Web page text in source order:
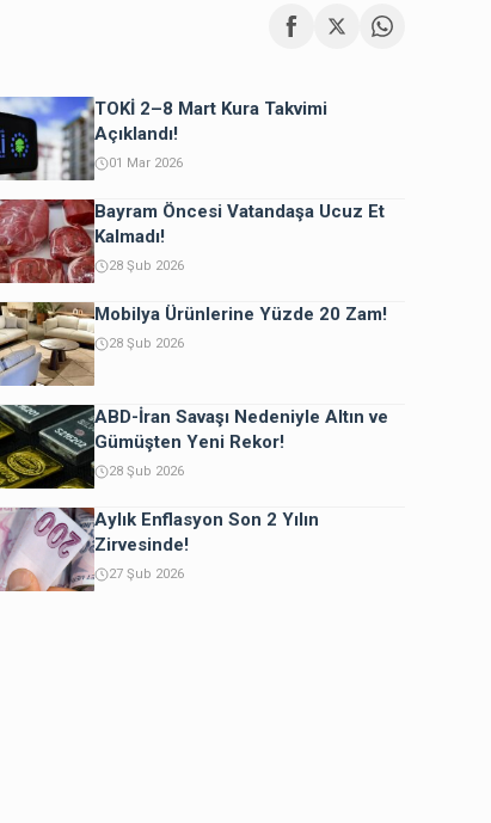
TOKİ 2–8 Mart Kura Takvimi
Açıklandı!
01 Mar 2026
Bayram Öncesi Vatandaşa Ucuz Et
Kalmadı!
28 Şub 2026
Mobilya Ürünlerine Yüzde 20 Zam!
28 Şub 2026
ABD-İran Savaşı Nedeniyle Altın ve
Gümüşten Yeni Rekor!
28 Şub 2026
Aylık Enflasyon Son 2 Yılın
Zirvesinde!
27 Şub 2026